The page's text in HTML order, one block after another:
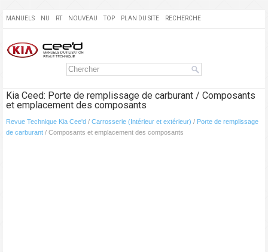
MANUELS NU RT NOUVEAU TOP PLAN DU SITE RECHERCHE
Kia Ceed: Porte de remplissage de carburant / Composants
et emplacement des composants
Revue Technique Kia Cee'd / Carrosserie (Intérieur et extérieur) / Porte de remplissage
de carburant / Composants et emplacement des composants